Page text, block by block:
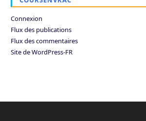
Connexion
Flux des publications
Flux des commentaires
Site de WordPress-FR